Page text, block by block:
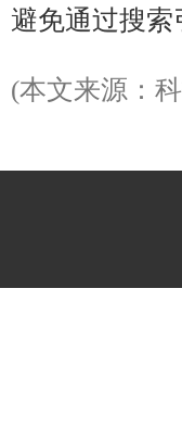
避免通过搜
(本文来源：